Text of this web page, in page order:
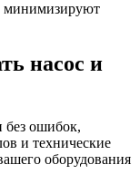
минимизируют
насос и
без ошибок,
и технические
оборудования